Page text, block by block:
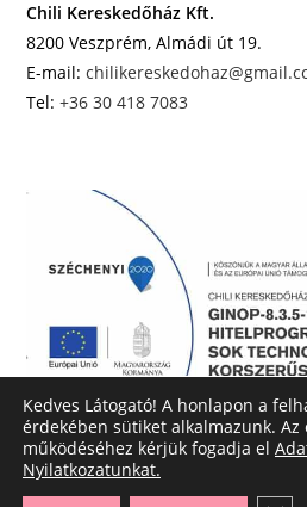
Chili Kereskedőház Kft.
8200 Veszprém, Almádi út 19.
E-mail:
Tel:+36 30 418 7083
Kedves Látogató! A honlapon a
érdekében sütiket alkalmazunk.
működéséhez kérjük fogadja el
Nyilatkozatunkat.